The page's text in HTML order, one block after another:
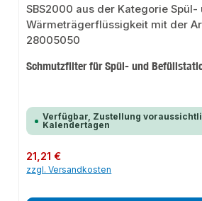
Schmutzfilter für Spül- und
Verfügbar, Zustellung
Kalendertagen
Regulärer Preis:
21,21 €
zzgl. Versandkosten